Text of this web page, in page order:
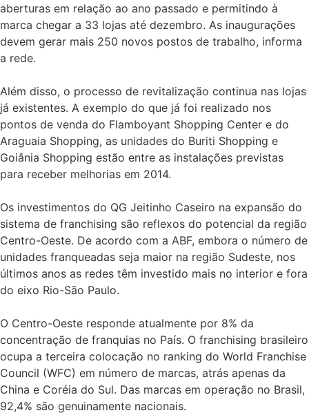
aberturas em relação ao ano passado e permitindo à
marca chegar a 33 lojas até dezembro. As inaugurações
devem gerar mais 250 novos postos de trabalho, informa
a rede.
Além disso, o processo de revitalização continua nas lojas
já existentes. A exemplo do que já foi realizado nos
pontos de venda do Flamboyant Shopping Center e do
Araguaia Shopping, as unidades do Buriti Shopping e
Goiânia Shopping estão entre as instalações previstas
para receber melhorias em 2014.
Os investimentos do QG Jeitinho Caseiro na expansão do
sistema de franchising são reflexos do potencial da região
Centro-Oeste. De acordo com a ABF, embora o número de
unidades franqueadas seja maior na região Sudeste, nos
últimos anos as redes têm investido mais no interior e fora
do eixo Rio-São Paulo.
O Centro-Oeste responde atualmente por 8% da
concentração de franquias no País. O franchising brasileiro
ocupa a terceira colocação no ranking do World Franchise
Council (WFC) em número de marcas, atrás apenas da
China e Coréia do Sul. Das marcas em operação no Brasil,
92,4% são genuinamente nacionais.